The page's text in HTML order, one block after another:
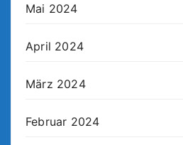
Mai 2024
April 2024
März 2024
Februar 2024